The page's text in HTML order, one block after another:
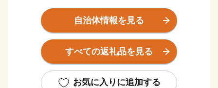
おこなわれています。町の北部地域は、大型店舗の進出
や集合住宅の増加など、都市化が進展しており、田園と
都市が共存する町となっています。
自治体情報を見る
すべての返礼品を見る
お気に入りに追加する